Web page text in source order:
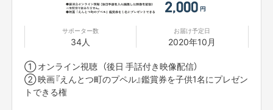
東京都千代田区丸の内3丁目5番1号
※当日参加できない方は、WEB視聴できますので後日ゆっくりご覧いただけ
ます。
※視聴期限11月4日（日）23：59まで
サポーター数
34人
お届け予定日
2020年10月
① オンライン視聴 （後日 手話付き映像配信）
② 映画『えんとつ町のプペル』鑑賞券を子供1名にプレゼン
トできる権